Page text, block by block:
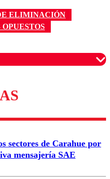
ELIMINACIÓN
para garantizar un
sectores de Carahue por
mensajería SAE